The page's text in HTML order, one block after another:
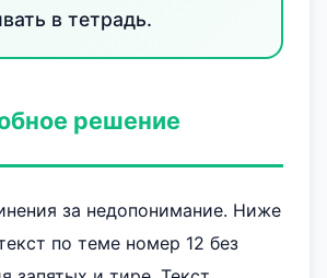
в тетрадь.
решение
за недопонимание. Ниже
по теме номер 12 без